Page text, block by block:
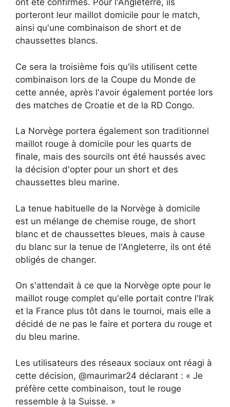
ont été confirmés. Pour l'Angleterre, ils
porteront leur maillot domicile pour le match,
ainsi qu'une combinaison de short et de
chaussettes blancs.
Ce sera la troisième fois qu'ils utilisent cette
combinaison lors de la Coupe du Monde de
cette année, après l'avoir également portée lors
des matches de Croatie et de la RD Congo.
La Norvège portera également son traditionnel
maillot rouge à domicile pour les quarts de
finale, mais des sourcils ont été haussés avec
la décision d'opter pour un short et des
chaussettes bleu marine.
La tenue habituelle de la Norvège à domicile
est un mélange de chemise rouge, de short
blanc et de chaussettes bleues, mais à cause
du blanc sur la tenue de l'Angleterre, ils ont été
obligés de changer.
On s'attendait à ce que la Norvège opte pour le
maillot rouge complet qu'elle portait contre l'Irak
et la France plus tôt dans le tournoi, mais elle a
décidé de ne pas le faire et portera du rouge et
du bleu marine.
Les utilisateurs des réseaux sociaux ont réagi à
cette décision, @maurimar24 déclarant : « Je
préfère cette combinaison, tout le rouge
ressemble à la Suisse. »